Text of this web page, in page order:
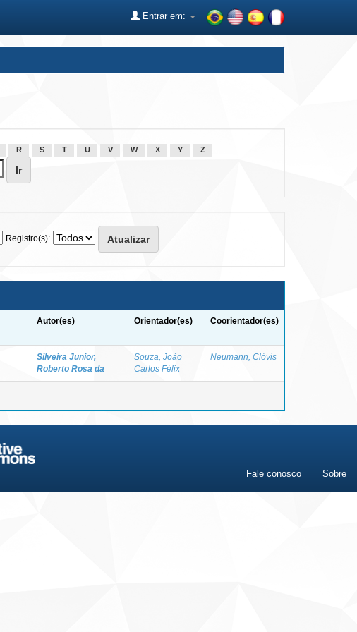
Entrar em:
R S T U V W X Y Z
Registro(s):
Autor(es) Orientador(es) Coorientador(es)
Silveira Junior,
Roberto Rosa da
Souza, João
Carlos Félix
Neumann, Clóvis
Fale conosco Sobre